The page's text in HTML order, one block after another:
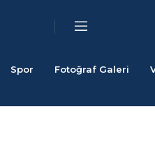
Spor Fotoğraf Galeri